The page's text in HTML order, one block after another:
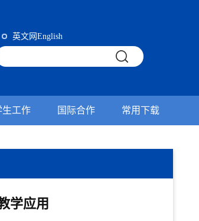
英文网English
生工作 国际合作 常用下载
学应用